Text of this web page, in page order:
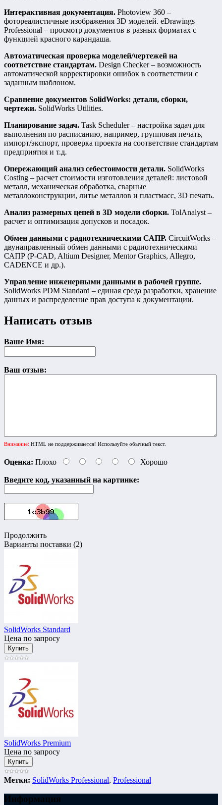
Интерактивная документация. Photoview 360 –
фотореалистичные изображения 3D моделей. eDrawings
Professional – просмотр документов в разных форматах с
функцией красного карандаша.
Автоматическая проверка моделей/чертежей на
соответствие стандартам. Design Checker – возможность
автоматической корректировки ошибок в соответствии с
заданным шаблоном.
Сравнение документов SolidWorks: детали, сборки,
чертежи. SolidWorks Utilities.
Планирование задач. Task Scheduler – настройка задач для
выполнения по расписанию, например, групповая печать,
импорт/экспорт, проверка проекта на соответствие стандартам
предприятия и т.д.
Опережающий анализ себестоимости детали. SolidWorks
Costing – расчет стоимости изготовления деталей: листовой
металл, механическая обработка, сварные
металлоконструкции, литье металлов и пластмасс, 3D печать.
Анализ размерных цепей в 3D модели сборки. TolAnalyst –
расчет и оптимизация допусков и посадок.
Обмен данными с радиотехническими САПР. CircuitWorks –
двунаправленный обмен данными с радиотехническими
САПР (P-CAD, Altium Designer, Mentor Graphics, Allegro,
CADENCE и др.).
Управление инженерными данными в рабочей группе.
SolidWorks PDM Standard – единая среда разработки, хранение
данных и распределение прав доступа к документации.
Написать отзыв
Ваше Имя:
Ваш отзыв:
Внимание: HTML не поддерживается! Используйте обычный текст.
Оценка: Плохо Хорошо
Введите код, указанный на картинке:
Продолжить
Варианты поставки (2)
SolidWorks Standard
Цена по запросу
SolidWorks Premium
Цена по запросу
Метки: SolidWorks Professional, Professional
Информация